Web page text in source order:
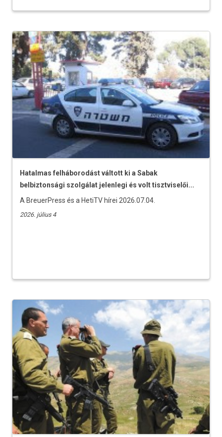
Hatalmas felháborodást váltott ki a Sabak
belbiztonsági szolgálat jelenlegi és volt tisztviselői...
A BreuerPress és a HetiTV hírei 2026.07.04.
2026. július 4